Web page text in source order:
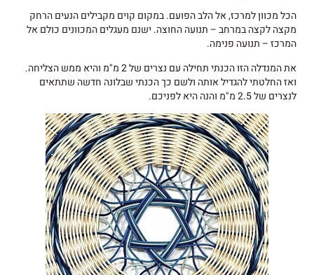
הכל מכוון למרכז, אל הלב הפועם. במקום קוים מקבילים הנעים הרחק
מקצה לקצה במרחב – תנועה החוצה. ישנם מעגלים המכוונים כולם אל
המרכז – תנועה פנימה.
את המנדלה הזו הכנתי תחילה עם נצרים של 2 מ"מ והיא ממש הצליחה.
ואז החלטתי להגדיל אותה ולשם כך הכנתי שבלונה חדשה שתתאים
לנצרים של 2.5 מ"מ והנה היא לפניכם.